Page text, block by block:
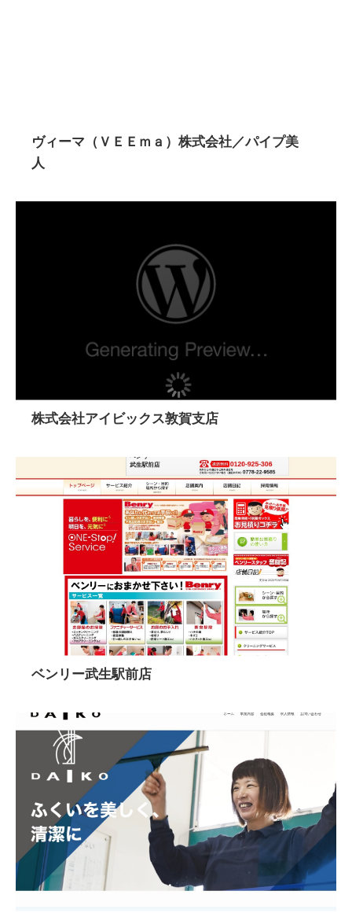
ヴィーマ（ＶＥＥｍａ）株式会社／パイプ美
人
株式会社アイビックス敦賀支店
ベンリー武生駅前店